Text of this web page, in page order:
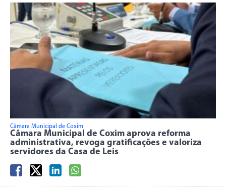
Câmara Municipal de Coxim
Câmara Municipal de Coxim aprova reforma
administrativa, revoga gratificações e valoriza
servidores da Casa de Leis